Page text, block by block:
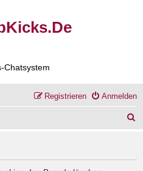
Chatsystem
Anmelden
Registrieren